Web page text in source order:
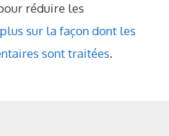
réduire les
sur la façon dont les
sont traitées.